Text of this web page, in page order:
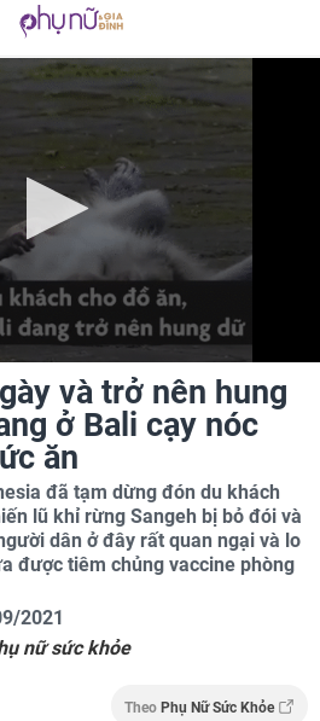
và trở nên hung
ở Bali cạy nóc
ăn
đã tạm dừng đón du khách
lũ khỉ rừng Sangeh bị bỏ đói và
dân ở đây rất quan ngại và lo
được tiêm chủng vaccine phòng
2021
nữ sức khỏe
Theo Phụ Nữ Sức Khỏe